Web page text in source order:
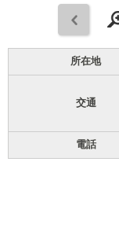
所在地
交通
電話